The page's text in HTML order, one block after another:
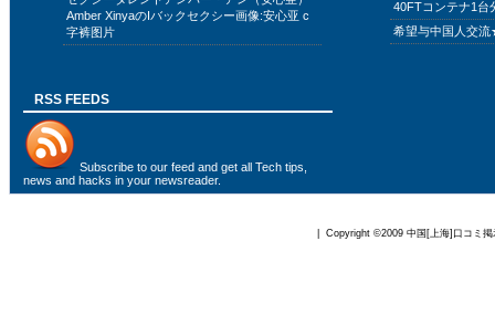
Amber XinyaのIバックセクシー画像:安心亚 c
字裤图片
40FTコンテナ1台
希望与中国人交
RSS FEEDS
Subscribe to our feed and get all Tech tips,
news and hacks in your newsreader.
| Copyright ©2009 中国[上海]口コミ掲